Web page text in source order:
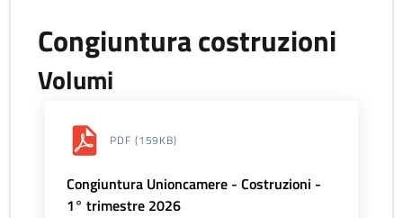
Congiuntura costruzioni
Volumi
PDF (159KB)
Congiuntura Unioncamere - Costruzioni -
1° trimestre 2026